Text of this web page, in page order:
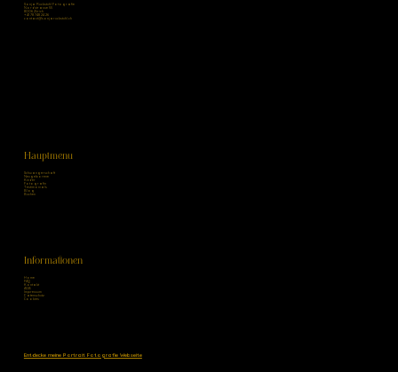
Sonja Ruckstuhl Fotografie
Nordstrasse 55
8006 Zürich
+41 78 748 24 26
contact@sonjaruckstuhl.ch
Hauptmenu
Schwangerschaft
Neugeborene
Kinder
Fotografin
Testimonials
Blog
Buchen
Informationen
Home
FAQ
Kontakt
AGB
Impressum
Datenschutz
Cookies
Entdecke meine Portrait Fotografie Webseite